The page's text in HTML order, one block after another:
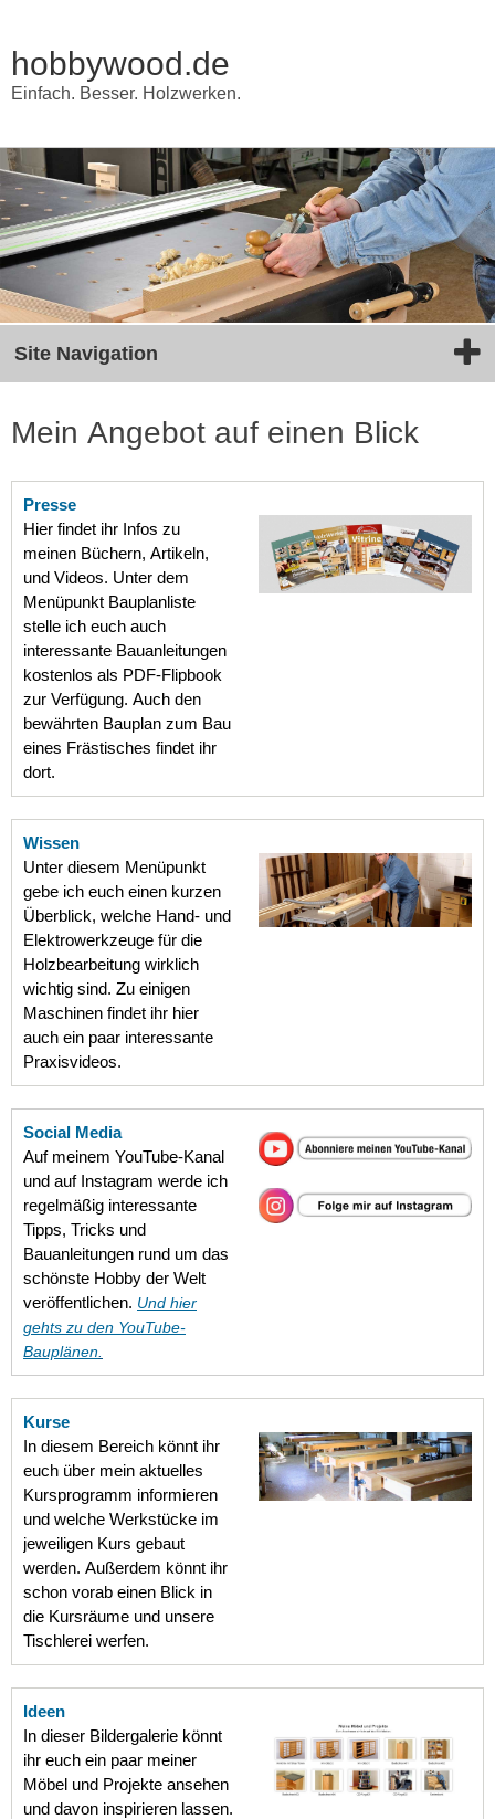
hobbywood.de
Einfach. Besser. Holzwerken.
Site Navigation
Mein Angebot auf einen Blick
Presse
Hier findet ihr Infos zu
meinen Büchern, Artikeln,
und Videos. Unter dem
Menüpunkt Bauplanliste
stelle ich euch auch
interessante Bauanleitungen
kostenlos als PDF-Flipbook
zur Verfügung. Auch den
bewährten Bauplan zum Bau
eines Frästisches findet ihr
dort.
Wissen
Unter diesem Menüpunkt
gebe ich euch einen kurzen
Überblick, welche Hand- und
Elektrowerkzeuge für die
Holzbearbeitung wirklich
wichtig sind. Zu einigen
Maschinen findet ihr hier
auch ein paar interessante
Praxisvideos.
Social Media
Auf meinem YouTube-Kanal
und auf Instagram werde ich
regelmäßig interessante
Tipps, Tricks und
Bauanleitungen rund um das
schönste Hobby der Welt
veröffentlichen. Und hier
gehts zu den YouTube-
Bauplänen
Kurse
In diesem Bereich könnt ihr
euch über mein aktuelles
Kursprogramm informieren
und welche Werkstücke im
jeweiligen Kurs gebaut
werden. Außerdem könnt ihr
schon vorab einen Blick in
die Kursräume und unsere
Tischlerei werfen.
Ideen
In dieser Bildergalerie könnt
ihr euch ein paar meiner
Möbel und Projekte ansehen
und davon inspirieren lassen.